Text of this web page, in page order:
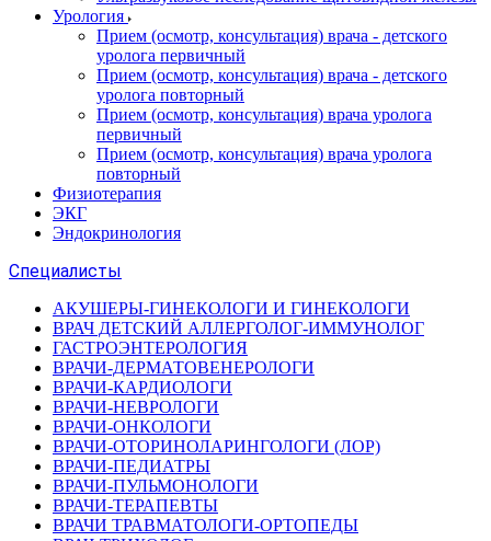
Урология
Прием (осмотр, консультация) врача - детского
уролога первичный
Прием (осмотр, консультация) врача - детского
уролога повторный
Прием (осмотр, консультация) врача уролога
первичный
Прием (осмотр, консультация) врача уролога
повторный
Физиотерапия
ЭКГ
Эндокринология
Специалисты
АКУШЕРЫ-ГИНЕКОЛОГИ И ГИНЕКОЛОГИ
ВРАЧ ДЕТСКИЙ АЛЛЕРГОЛОГ-ИММУНОЛОГ
ГАСТРОЭНТЕРОЛОГИЯ
ВРАЧИ-ДЕРМАТОВЕНЕРОЛОГИ
ВРАЧИ-КАРДИОЛОГИ
ВРАЧИ-НЕВРОЛОГИ
ВРАЧИ-ОНКОЛОГИ
ВРАЧИ-ОТОРИНОЛАРИНГОЛОГИ (ЛОР)
ВРАЧИ-ПЕДИАТРЫ
ВРАЧИ-ПУЛЬМОНОЛОГИ
ВРАЧИ-ТЕРАПЕВТЫ
ВРАЧИ ТРАВМАТОЛОГИ-ОРТОПЕДЫ